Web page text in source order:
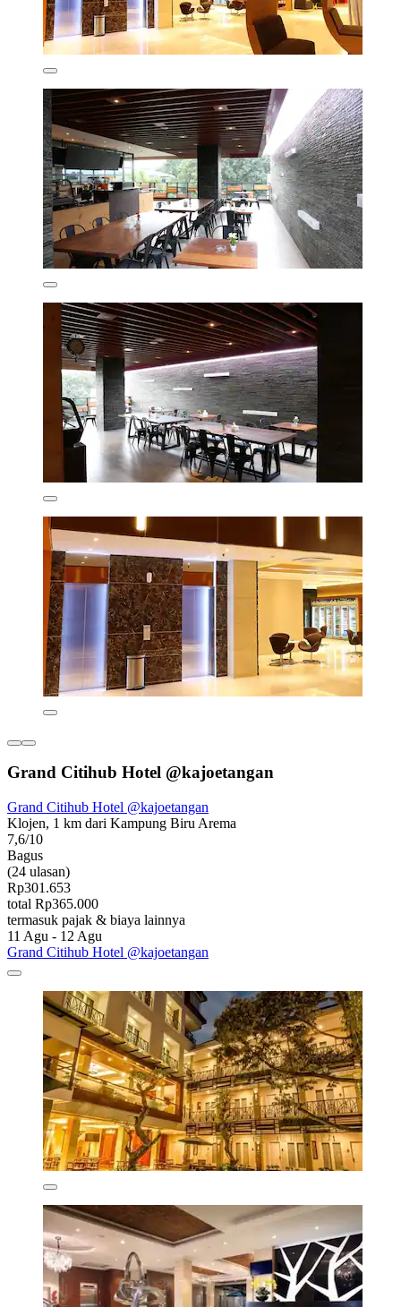
Grand Citihub Hotel @kajoetangan
Grand Citihub Hotel @kajoetangan
Klojen, 1 km dari Kampung Biru Arema
7,6/10
Bagus
(24 ulasan)
Rp301.653
total Rp365.000
termasuk pajak & biaya lainnya
11 Agu - 12 Agu
Grand Citihub Hotel @kajoetangan